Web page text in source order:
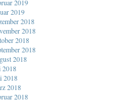
2019
2019
2018
2018
2018
2018
2018
2018
2018
2018
2018